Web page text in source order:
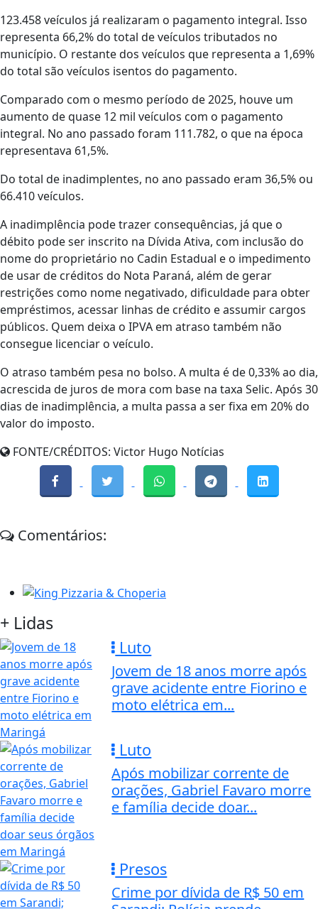
123.458 veículos já realizaram o pagamento integral. Isso
representa 66,2% do total de veículos tributados no
município. O restante dos veículos que representa a 1,69%
do total são veículos isentos do pagamento.
Comparado com o mesmo período de 2025, houve um
aumento de quase 12 mil veículos com o pagamento
integral. No ano passado foram 111.782, o que na época
representava 61,5%.
Do total de inadimplentes, no ano passado eram 36,5% ou
66.410 veículos.
A inadimplência pode trazer consequências, já que o
débito pode ser inscrito na Dívida Ativa, com inclusão do
nome do proprietário no Cadin Estadual e o impedimento
de usar de créditos do Nota Paraná, além de gerar
restrições como nome negativado, dificuldade para obter
empréstimos, acessar linhas de crédito e assumir cargos
públicos. Quem deixa o IPVA em atraso também não
consegue licenciar o veículo.
O atraso também pesa no bolso. A multa é de 0,33% ao dia,
acrescida de juros de mora com base na taxa Selic. Após 30
dias de inadimplência, a multa passa a ser fixa em 20% do
valor do imposto.
FONTE/CRÉDITOS: Victor Hugo Notícias
Comentários:
+ Lidas
Luto
Jovem de 18 anos morre após
grave acidente entre Fiorino e
moto elétrica em...
Luto
Após mobilizar corrente de
orações, Gabriel Favaro morre
e família decide doar...
Presos
Crime por dívida de R$ 50 em